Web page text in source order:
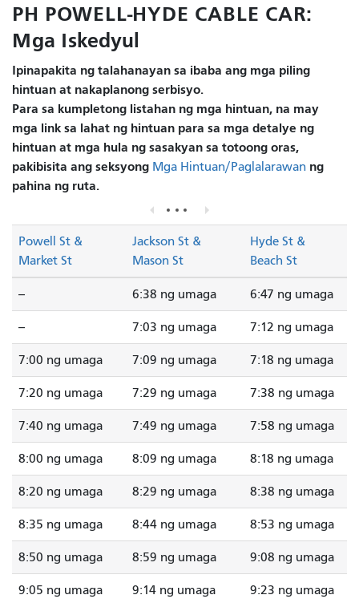
PH POWELL-HYDE CABLE CAR:
Mga Iskedyul
Ipinapakita ng talahanayan sa ibaba ang mga piling
hintuan at nakaplanong serbisyo.
Para sa kumpletong listahan ng mga hintuan, na may
mga link sa lahat ng hintuan para sa mga detalye ng
hintuan at mga hula ng sasakyan sa totoong oras,
pakibisita ang seksyong Mga Hintuan/Paglalarawan ng
pahina ng ruta.
Powell St &
Market St
Jackson St &
Mason St
Hyde St &
Beach St
-- 6:38 ng umaga 6:47 ng umaga
-- 7:03 ng umaga 7:12 ng umaga
7:00 ng umaga 7:09 ng umaga 7:18 ng umaga
7:20 ng umaga 7:29 ng umaga 7:38 ng umaga
7:40 ng umaga 7:49 ng umaga 7:58 ng umaga
8:00 ng umaga 8:09 ng umaga 8:18 ng umaga
8:20 ng umaga 8:29 ng umaga 8:38 ng umaga
8:35 ng umaga 8:44 ng umaga 8:53 ng umaga
8:50 ng umaga 8:59 ng umaga 9:08 ng umaga
9:05 ng umaga 9:14 ng umaga 9:23 ng umaga